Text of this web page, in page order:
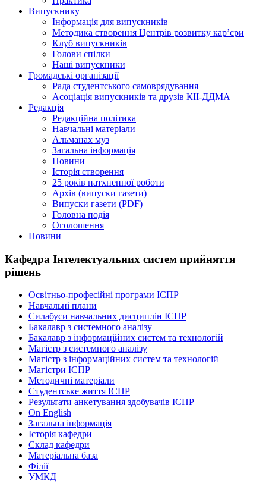
Випускнику
Інформація для випускників
Методика створення Центрів розвитку кар’єри
Клуб випускників
Голови спілки
Наші випускники
Громадські організації
Рада студентського самоврядування
Асоціація випускників та друзів КІІ-ДДМА
Редакція
Редакційна політика
Навчальні матеріали
Альманах муз
Загальна інформація
Новини
Історія створення
25 років натхненної роботи
Архів (випуски газети)
Випуски газети (PDF)
Головна подія
Оголошення
Новини
Кафедра Інтелектуальних систем прийняття
рішень
Освітньо-професійні програми ІСПР
Навчальні плани
Силабуси навчальних дисциплін ІСПР
Бакалавр з системного аналізу
Бакалавр з інформаційних систем та технологій
Магістр з системного аналізу
Магістр з інформаційних систем та технологій
Магістри ІСПР
Методичнi матерiали
Студентське життя ІСПР
Результати анкетування здобувачів ІСПР
On English
Загальна інформація
Історія кафедри
Склад кафедри
Матеріальна база
Філії
УМКД